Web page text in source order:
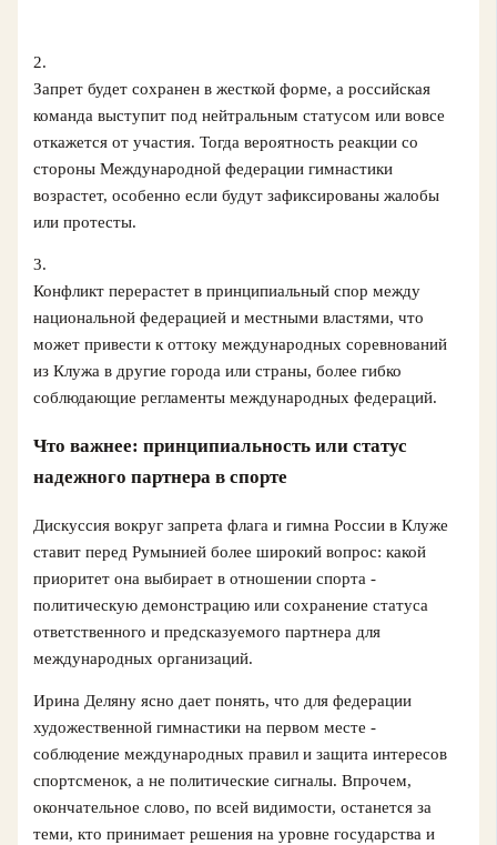
2.
Запрет будет сохранен в жесткой форме, а российская
команда выступит под нейтральным статусом или вовсе
откажется от участия. Тогда вероятность реакции со
стороны Международной федерации гимнастики
возрастет, особенно если будут зафиксированы жалобы
или протесты.
3.
Конфликт перерастет в принципиальный спор между
национальной федерацией и местными властями, что
может привести к оттоку международных соревнований
из Клужа в другие города или страны, более гибко
соблюдающие регламенты международных федераций.
Что важнее: принципиальность или статус
надежного партнера в спорте
Дискуссия вокруг запрета флага и гимна России в Клуже
ставит перед Румынией более широкий вопрос: какой
приоритет она выбирает в отношении спорта -
политическую демонстрацию или сохранение статуса
ответственного и предсказуемого партнера для
международных организаций.
Ирина Деляну ясно дает понять, что для федерации
художественной гимнастики на первом месте -
соблюдение международных правил и защита интересов
спортсменок, а не политические сигналы. Впрочем,
окончательное слово, по всей видимости, останется за
теми, кто принимает решения на уровне государства и